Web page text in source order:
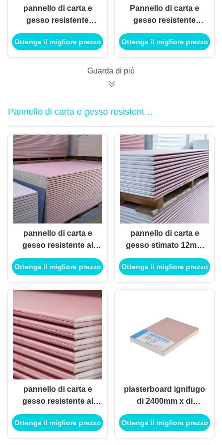
pannello di carta e
gesso resistente
verde dell'acqua di
appoggio di 9mm per
Ottenga il migliore prezzo
Pannello di carta e
gesso resistente
impermeabile 9mm
dell'umidità per la
Ottenga il migliore prezzo
Guarda di più
Pannello di carta e gesso resistente
al fuoco
pannello di carta e
gesso resistente al
fuoco di 8x4 12mm
per la divisione di
decorazione
Ottenga il migliore prezzo
pannello di carta e
gesso stimato 12mm
a prova d'umidità del
bordo di gesso del
Ottenga il migliore prezzo
pannello di carta e
gesso resistente al
fuoco di
1220x2440mm con il
Ottenga il migliore prezzo
plasterboard ignifugo
di 2400mm x di
1200mm per l'edificio
per uffici
Ottenga il migliore prezzo